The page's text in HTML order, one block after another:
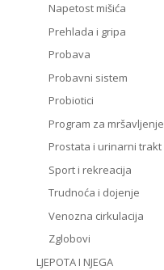
Napetost mišića
Prehlada i gripa
Probava
Probavni sistem
Probiotici
Program za mršavljenje
Prostata i urinarni trakt
Sport i rekreacija
Trudnoća i dojenje
Venozna cirkulacija
Zglobovi
LJEPOTA I NJEGA